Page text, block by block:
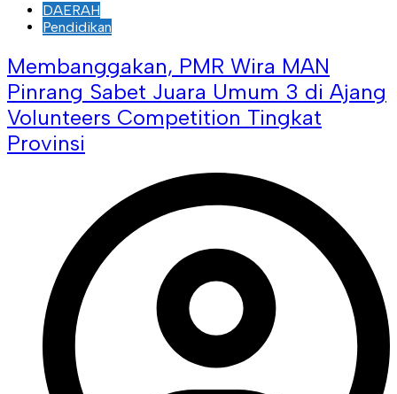
DAERAH
Pendidikan
Membanggakan, PMR Wira MAN
Pinrang Sabet Juara Umum 3 di Ajang
Volunteers Competition Tingkat
Provinsi